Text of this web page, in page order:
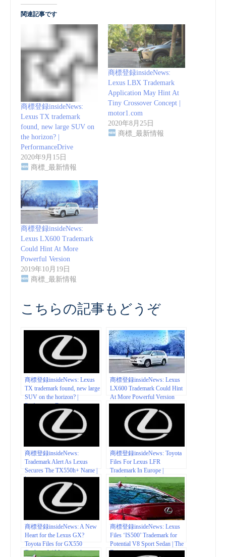
関連記事です
商標登録insideNews:
Lexus TX trademark
found, new large SUV on
the horizon? |
PerformanceDrive
2020年9月15日
商標_最新情報
商標登録insideNews:
Lexus LBX Trademark
Application May Hint At
Tiny Crossover Concept |
motor1.com
2020年8月25日
商標_最新情報
商標登録insideNews:
Lexus LX600 Trademark
Could Hint At More
Powerful Version
2019年10月19日
商標_最新情報
こちらの記事もどうぞ
商標登録insideNews: Lexus
TX trademark found, new large
SUV on the horizon? |
PerformanceDrive
商標登録insideNews: Lexus
LX600 Trademark Could Hint
At More Powerful Version
商標登録insideNews:
Trademark Alert As Lexus
Secures The TX550h+ Name |
hotcars.com
商標登録insideNews: Toyota
Files For Lexus LFR
Trademark In Europe |
motor1.com
商標登録insideNews: A New
Heart for the Lexus GX?
Toyota Files for GX550
Trademark | Motortrend
商標登録insideNews: Lexus
Files ‘IS500’ Trademark for
Potential V8 Sport Sedan | The
Drive